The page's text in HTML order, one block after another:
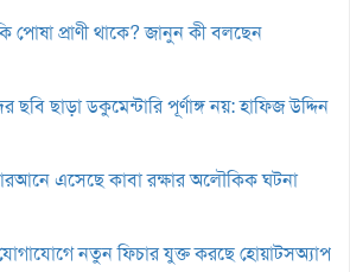
পোষা প্রাণী থাকে? জানুন কী বলছেন
ছাড়া ডকুমেন্টারি পূর্ণাঙ্গ নয়: হাফিজ উদ্দিন
এসেছে কাবা রক্ষার অলৌকিক ঘটনা
নতুন ফিচার যুক্ত করছে হোয়াটসঅ্যাপ